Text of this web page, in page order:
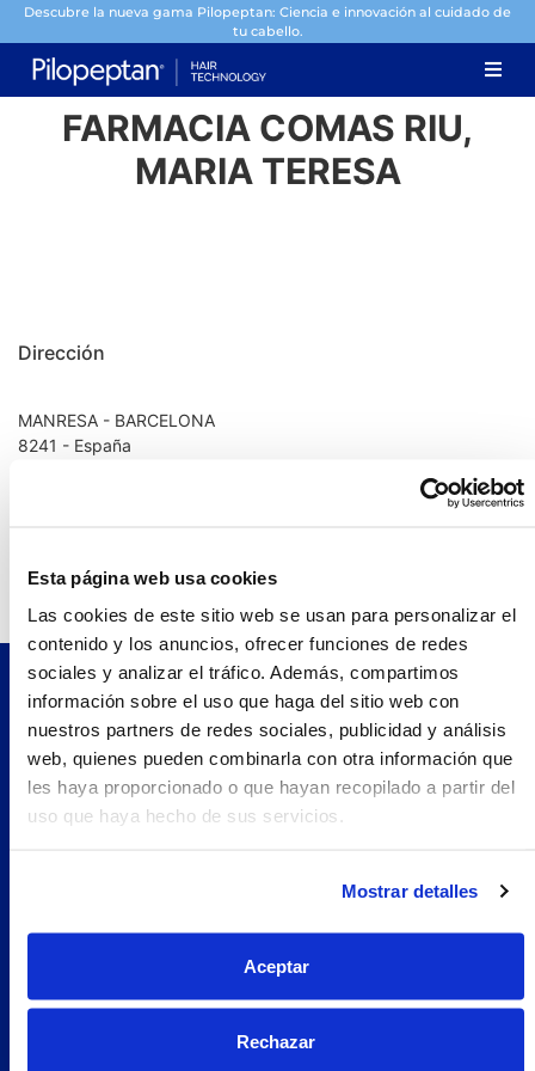
Esta página web usa cookies
Las cookies de este sitio web se usan para personalizar el
contenido y los anuncios, ofrecer funciones de redes
sociales y analizar el tráfico. Además, compartimos
información sobre el uso que haga del sitio web con
nuestros partners de redes sociales, publicidad y análisis
web, quienes pueden combinarla con otra información que
les haya proporcionado o que hayan recopilado a partir del
uso que haya hecho de sus servicios.
Mostrar detalles
Aceptar
Rechazar
Descubre la nueva gama Pilopeptan: Ciencia e innovación al cuidado de
tu cabello.
FARMACIA COMAS RIU,
MARIA TERESA
Dirección
MANRESA - BARCELONA
8241 - España
Teléfono: 938721323.0
Pilopeptan es una marca de Laboratorio Genové.
Avenida Carrilet 293-297, 08907.
Hospitalet de Llobregat, Barcelona (España)
Navegación
Soluciones